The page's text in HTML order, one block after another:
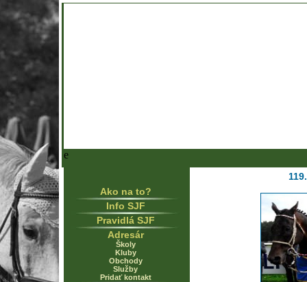
e
Ako na to?
Info SJF
Pravidlá SJF
Adresár
Školy
Kluby
Obchody
Služby
Pridať kontakt